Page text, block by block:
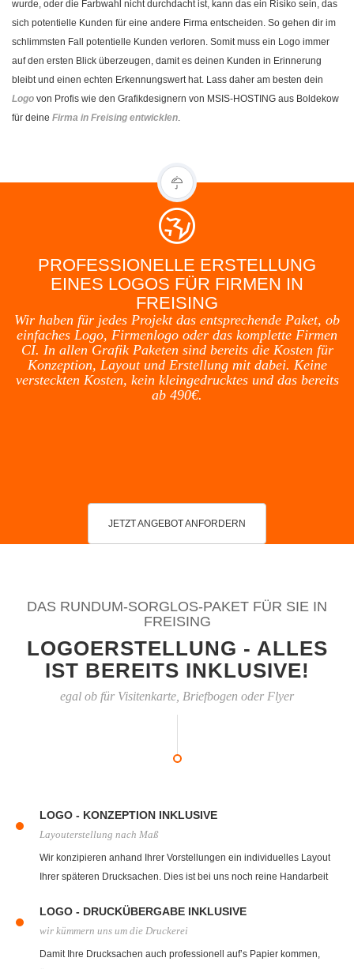
wurde, oder die Farbwahl nicht durchdacht ist, kann das ein Risiko sein, das
sich potentielle Kunden für eine andere Firma entscheiden. So gehen dir im
schlimmsten Fall potentielle Kunden verloren. Somit muss ein Logo immer
auf den ersten Blick überzeugen, damit es deinen Kunden in Erinnerung
bleibt und einen echten Erkennungswert hat. Lass daher am besten dein
Logo von Profis wie den Grafikdesignern von MSIS-HOSTING aus Boldekow
für deine Firma in Freising entwicklen
PROFESSIONELLE ERSTELLUNG
EINES LOGOS FÜR FIRMEN IN
FREISING
Wir haben für jedes Projekt das entsprechende Paket, ob
einfaches Logo, Firmenlogo oder das komplette Firmen
CI. In allen Grafik Paketen sind bereits die Kosten für
Konzeption, Layout und Erstellung mit dabei. Keine
versteckten Kosten, kein kleingedrucktes und das bereits
ab 490€.
JETZT ANGEBOT ANFORDERN
DAS RUNDUM-SORGLOS-PAKET FÜR SIE IN
FREISING
LOGOERSTELLUNG - ALLES
IST BEREITS INKLUSIVE!
egal ob für Visitenkarte, Briefbogen oder Flyer
LOGO - KONZEPTION INKLUSIVE
Layouterstellung nach Maß
Wir konzipieren anhand Ihrer Vorstellungen ein individuelles Layout
Ihrer späteren Drucksachen. Dies ist bei uns noch reine Handarbeit
von uns einen Layoutentwurf.
LOGO - DRUCKÜBERGABE INKLUSIVE
wir kümmern uns um die Druckerei
Damit Ihre Drucksachen auch professionell auf’s Papier kommen,